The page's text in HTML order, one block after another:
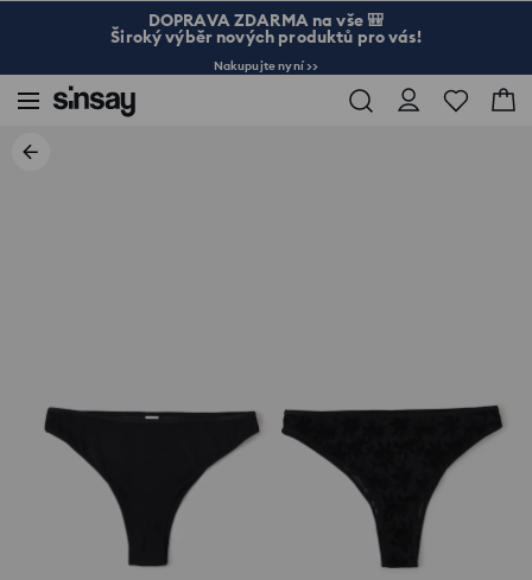
DOPRAVA ZDARMA na vše 🎒
Široký výběr nových produktů pro vás!
Nakupujte nyní >>